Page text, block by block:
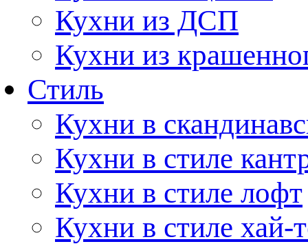
Кухни из ДСП
Кухни из
Стиль
Кухни в
Кухни в стиле
Кухни в стиле лофт
Кухни в стиле хай-